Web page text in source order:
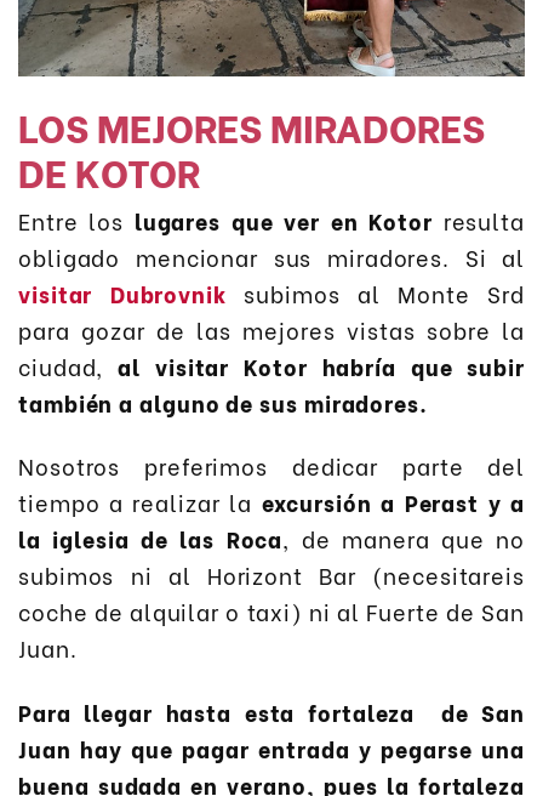
LOS MEJORES MIRADORES
DE KOTOR
Entre los lugares que ver en Kotor resulta
obligado mencionar sus miradores. Si al
visitar Dubrovnik subimos al Monte Srd
para gozar de las mejores vistas sobre la
ciudad,al visitar Kotor habría que subir
también a alguno de sus miradores.
Nosotros preferimos dedicar parte del
tiempo a realizar la excursión a Perast y a
la iglesia de las Roca, de manera que no
subimos ni al Horizont Bar (necesitareis
coche de alquilar o taxi) ni al Fuerte de San
Juan.
Para llegar hasta esta fortaleza de San
Juan hay que pagar entrada y pegarse una
buena sudada en verano, pues la fortaleza